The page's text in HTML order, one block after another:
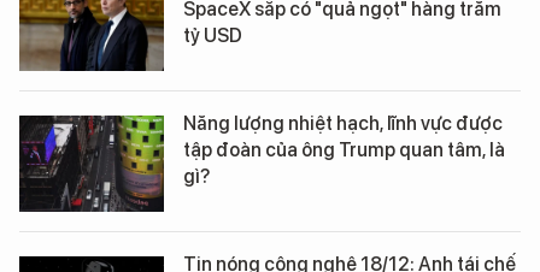
SpaceX sắp có "quả ngọt" hàng trăm
tỷ USD
Năng lượng nhiệt hạch, lĩnh vực được
tập đoàn của ông Trump quan tâm, là
gì?
Tin nóng công nghệ 18/12: Anh tái chế